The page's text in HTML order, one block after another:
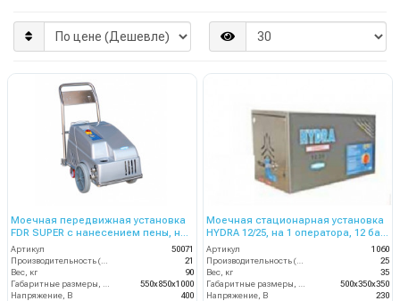
Моечная передвижная установка
FDR SUPER с нанесением пены, на
1 оператора , 150 бар, 21 л/мин
Артикул
50071
21
Вес, кг
90
550x850x1000
Напряжение, В
400
Моечная стационарная установка
HYDRA 12/25, на 1 оператора, 12 бар,
25 л/мин.
Артикул
1060
25
Вес, кг
35
500x350x350
Напряжение, В
230